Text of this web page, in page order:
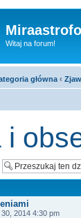
Witaj na forum!
główna ‹
i
2014 4:30 pm